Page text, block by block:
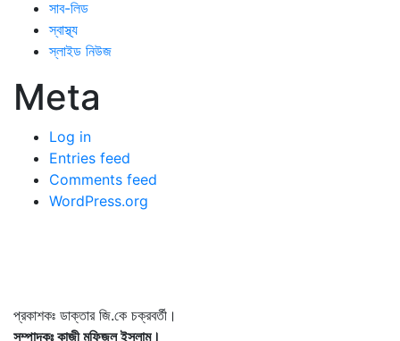
সাব-লিড
স্বাস্থ্য
স্লাইড নিউজ
Meta
Log in
Entries feed
Comments feed
WordPress.org
প্রকাশকঃ ডাক্তার জি.কে চক্রবর্তী।
সম্পাদকঃ কাজী মফিজুল ইসলাম।